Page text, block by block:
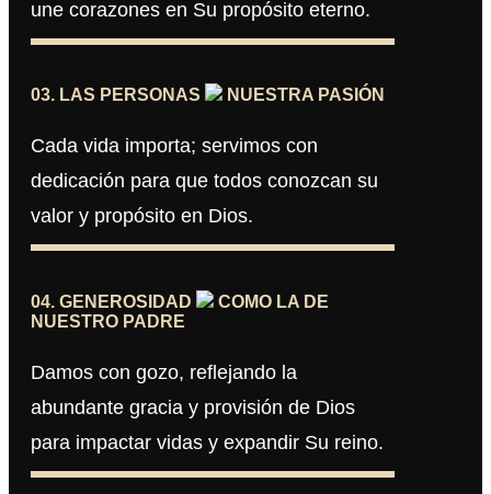
une corazones en Su propósito eterno.
03. LAS PERSONAS NUESTRA PASIÓN
Cada vida importa; servimos con
dedicación para que todos conozcan su
valor y propósito en Dios.
04. GENEROSIDAD
COMO LA DE
NUESTRO PADRE
Damos con gozo, reflejando la
abundante gracia y provisión de Dios
para impactar vidas y expandir Su reino.